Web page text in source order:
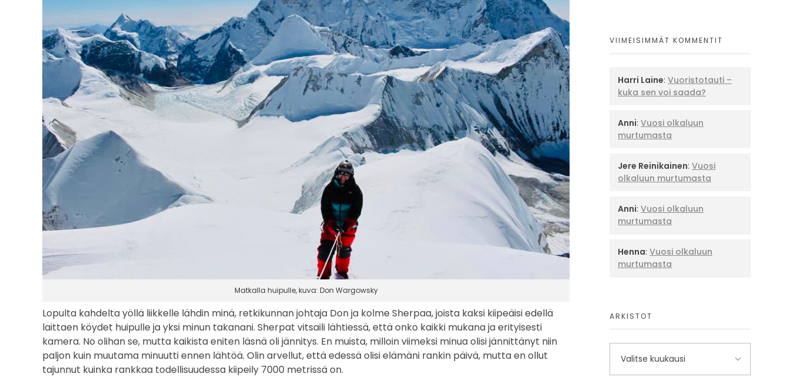
u
s
p
i
v
ä
Matkalla huipulle, kuva: Don Wargowsky
Lopulta kahdelta yöllä liikkelle lähdin minä, retkikunnan johtaja Don ja kolme Sherpaa, joista kaksi kiipeäisi edellä
laittaen köydet huipulle ja yksi minun takanani. Sherpat vitsaili lähtiessä, että onko kaikki mukana ja erityisesti
kamera. No olihan se, mutta kaikista eniten läsnä oli jännitys. En muista, milloin viimeksi minua olisi jännittänyt niin
paljon kuin muutama minuutti ennen lähtöä. Olin arvellut, että edessä olisi elämäni rankin päivä, mutta en ollut
tajunnut kuinka rankkaa todellisuudessa kiipeily 7000 metrissä on.
VIIMEISIMMÄT KOMMENTIT
Harri Laine: Vuoristotauti –
kuka sen voi saada?
Anni: Vuosi olkaluun
murtumasta
Jere Reinikainen: Vuosi
olkaluun murtumasta
Anni: Vuosi olkaluun
murtumasta
Henna: Vuosi olkaluun
murtumasta
ARKISTOT